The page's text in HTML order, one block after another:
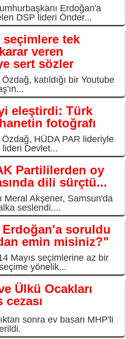
Erdoğan'a
DSP lideri Önder...
tek
veren
sert sözler
katıldığı bir Youtube
eleştirdi: Türk
fotoğrafı
HÜDA PAR lideriyle
Devlet...
Partililerden oy
dili sürçtü...
Meral Akşener, Samsun'da
seslendi....
Erdoğan'a soruldu
emin misiniz?"
Mayıs seçimlerine az bir
yönelik...
Ülkü Ocakları
cezası
sonra ev basan MHP'li